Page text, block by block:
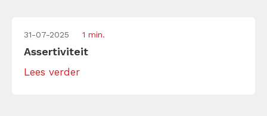
31-07-2025 1 min.
Assertiviteit
Lees verder